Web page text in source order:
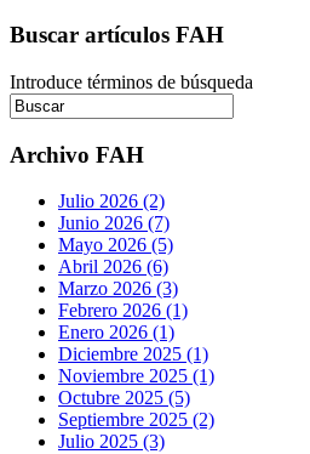
Buscar artículos FAH
Introduce términos de búsqueda
Archivo FAH
Julio 2026 (2)
Junio 2026 (7)
Mayo 2026 (5)
Abril 2026 (6)
Marzo 2026 (3)
Febrero 2026 (1)
Enero 2026 (1)
Diciembre 2025 (1)
Noviembre 2025 (1)
Octubre 2025 (5)
Septiembre 2025 (2)
Julio 2025 (3)